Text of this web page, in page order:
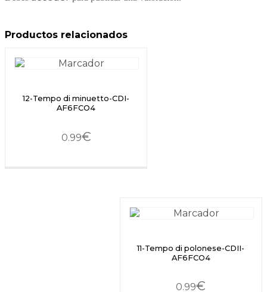
Productos relacionados
12-Tempo di minuetto-CDI-
AF6FCO4
0.99€
11-Tempo di polonese-CDII-
AF6FCO4
0.99€